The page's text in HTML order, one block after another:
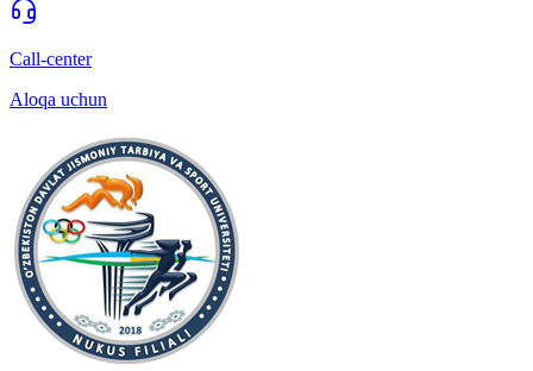
Call-center
Aloqa uchun